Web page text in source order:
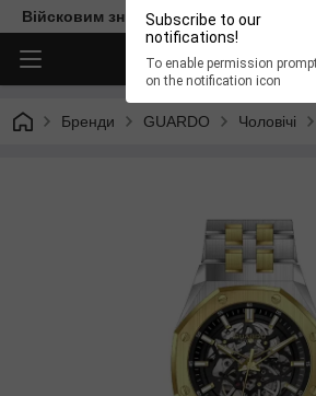
Subscribe to our
notifications!
To enable permission
on the notification icon
Війсковим знижка -15%.
Бренди GUARDO Чоловічі